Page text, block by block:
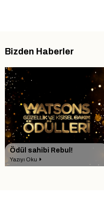
Bizden Haberler
Ödül sahibi Rebul!
Yazıyı Oku